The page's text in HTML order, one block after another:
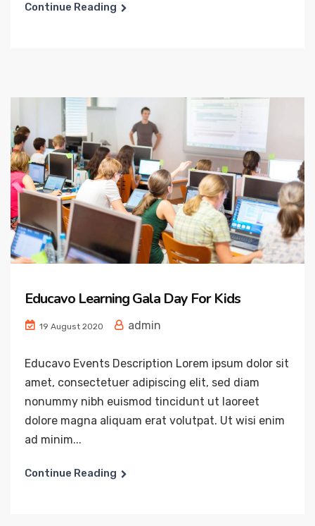
Continue Reading
Educavo Learning Gala Day For Kids
19 August 2020 admin
Educavo Events Description Lorem ipsum dolor sit
amet, consectetuer adipiscing elit, sed diam
nonummy nibh euismod tincidunt ut laoreet
dolore magna aliquam erat volutpat. Ut wisi enim
ad minim...
Continue Reading